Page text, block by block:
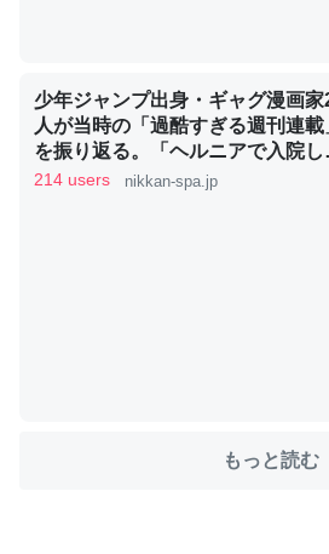
ウチもEchoを実家に置いて４年。
位置情報を共有してる。電池残量や
これ見て生きてるなって分かる。
─たまにLINEするくらいだった遠方の父
コミュニケーションが劇的に変化した｜
ちょうど同じ理由でEcho Show 8
とかSpotifyを支払う孝行もできる
り時間を日数にすると1週間とかの
─たまにLINEするくらいだった遠方の父67
少年ジャンプ出身・ギャグ漫画家
人が当時の「過酷すぎる週刊連載
を振り返る。「ヘルニアで入院し
も原稿は落とさない」ストイック
214 users nikkan-spa.jp
もっと読む